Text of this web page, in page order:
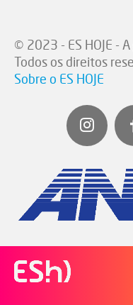
© 2023 - ES HOJE -
Todos os direitos
Sobre o ES HOJE